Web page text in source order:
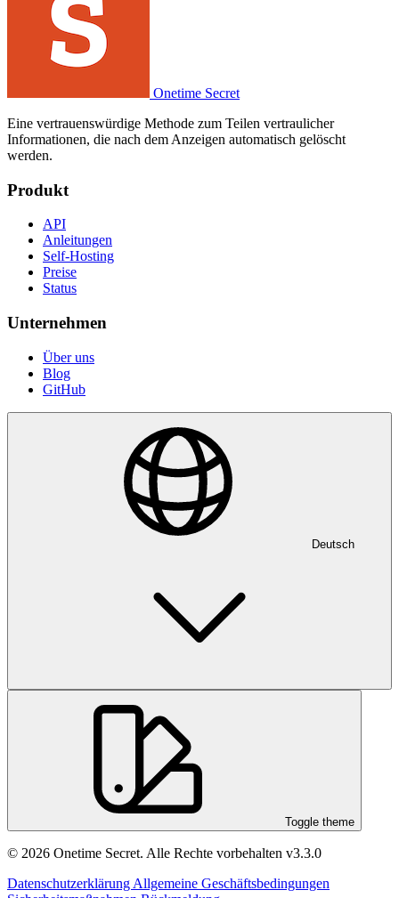
Onetime Secret
Eine vertrauenswürdige Methode zum Teilen vertraulicher
Informationen, die nach dem Anzeigen automatisch gelöscht
werden.
Produkt
API
Anleitungen
Self-Hosting
Preise
Status
Unternehmen
Über uns
Blog
GitHub
Deutsch
Toggle theme
© 2026 Onetime Secret. Alle Rechte vorbehalten v3.3.0
Datenschutzerklärung Allgemeine Geschäftsbedingungen